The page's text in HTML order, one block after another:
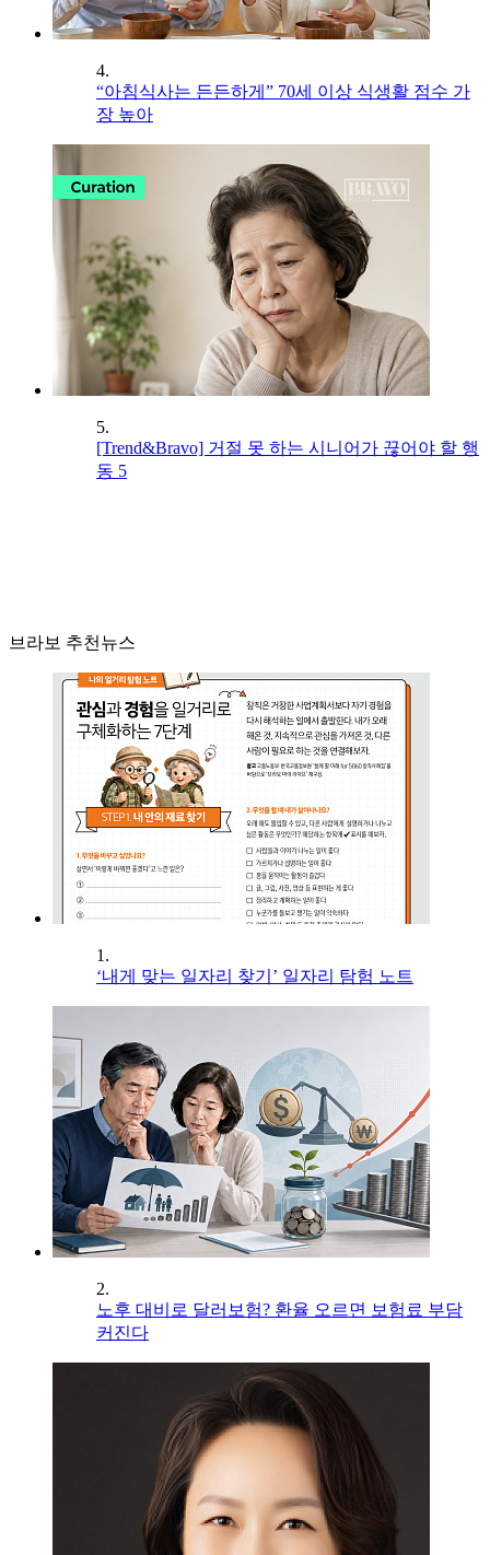
4.
“아침식사는 든든하게” 70세 이상 식생활 점수 가
장 높아
5.
[Trend&Bravo] 거절 못 하는 시니어가 끊어야 할 행
동 5
브라보 추천뉴스
1.
‘내게 맞는 일자리 찾기’ 일자리 탐험 노트
2.
노후 대비로 달러보험? 환율 오르면 보험료 부담
커진다